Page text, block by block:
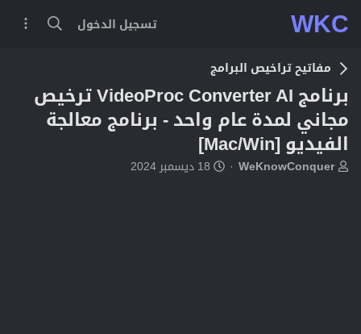
WKC تسجيل الدخول
مفاتيح تراخيص البرامج
برنامج VideoProc Converter AI ترخيص
مجاني لمدة عام واحد - برنامج معالجة
الفيديو [Mac/Win]
بWeKnowConquer
ت18 ديسمبر 2024